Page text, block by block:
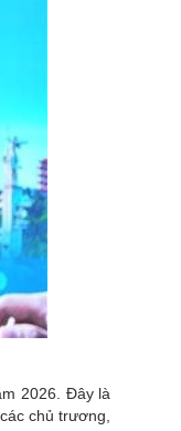
2026. Đây là
chủ trương,